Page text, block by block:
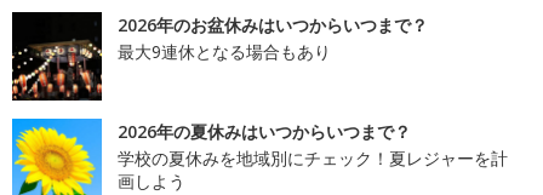
2026年のお盆休みはいつからいつまで？
最大9連休となる場合もあり
2026年の夏休みはいつからいつまで？
学校の夏休みを地域別にチェック！夏レジャーを計
画しよう